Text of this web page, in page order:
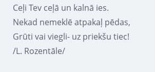
Ceļi Tev ceļā un kalnā ies.
Nekad nemeklē atpakaļ pēdas,
Grūti vai viegli- uz priekšu tiec!
/L. Rozentāle/